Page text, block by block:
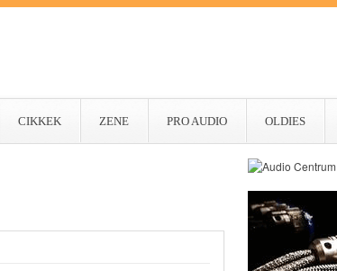
CIKKEK ZENE PRO AUDIO OLDIES